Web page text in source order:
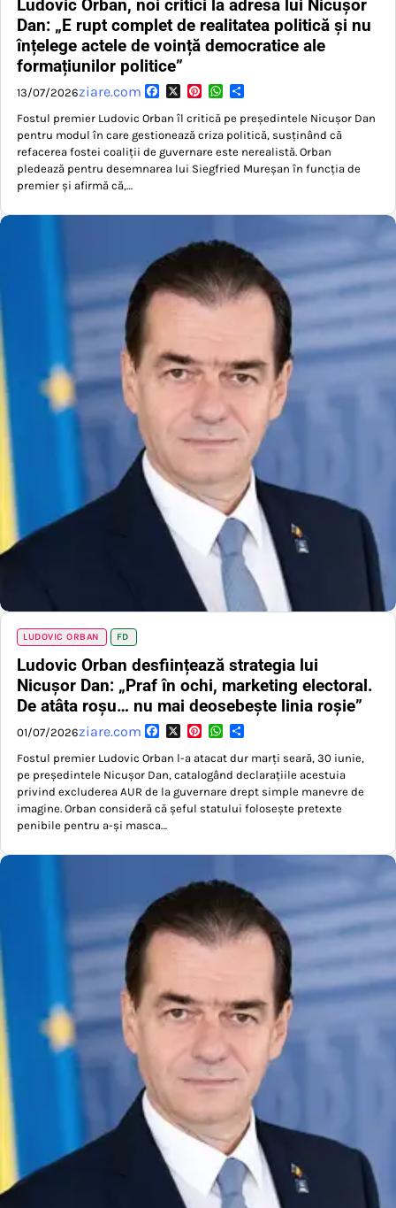
Ludovic Orban, noi critici la adresa lui Nicușor
Dan: „E rupt complet de realitatea politică și nu
înțelege actele de voință democratice ale
formațiunilor politice”
13/07/2026ziare.com Facebook
X PinterestWhatsApp
Fostul premier Ludovic Orban îl critică pe președintele Nicușor Dan
pentru modul în care gestionează criza politică, susținând că
refacerea fostei coaliții de guvernare este nerealistă. Orban
pledează pentru desemnarea lui Siegfried Mureșan în funcția de
premier și afirmă că,…
LUDOVIC ORBAN FD
Ludovic Orban desființează strategia lui
Nicușor Dan: „Praf în ochi, marketing electoral.
De atâta roșu… nu mai deosebește linia roșie”
01/07/2026ziare.com Facebook
X PinterestWhatsApp
Fostul premier Ludovic Orban l-a atacat dur marți seară, 30 iunie,
pe președintele Nicușor Dan, catalogând declarațiile acestuia
privind excluderea AUR de la guvernare drept simple manevre de
imagine. Orban consideră că șeful statului folosește pretexte
penibile pentru a-și masca…